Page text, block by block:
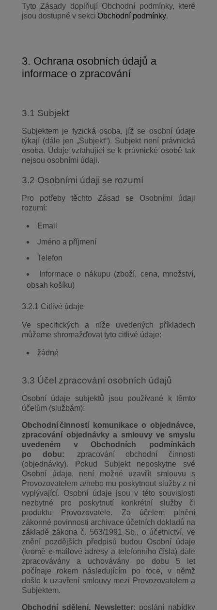
Tyto Zásady doplňují Obchodní podmínky, které
jsou dostupné v sekci Obchodní podmínky.
3. Ochrana osobních údajů a
informace o zpracování
3.1 Subjekt
Subjektem je fyzická osoba, jíž se osobní údaje
týkají (dále jen „Subjekt“). Subjekt není právnická
osoba. Údaje vztahující se k právnické osobě tak
nejsou osobními údaji.
3.2 Osobními údaji se rozumí
Pro potřeby těchto Zásad se Osobními údaji
rozumí:
Email
Jméno a příjmení
Telefon
Informace o nákupu (zboží, cena, množství,
obsah košíku)
3.2.1 Citlivé údaje
Ve specifických a níže uvedených příkladech
můžeme shromažďovat tyto citlivé údaje:
žádné
3.3 Účel zpracování osobních údajů
Osobní údaje subjektů jsou používané k těmto
účelům (službám):
Obchodníčinností komunikace o objednávce,
zpracování objednávky a smlouvy ve smyslu
uvedeném v Obchodních podmínkách
po dobu: zpracování obchodní činnosti
(objednávky). Pokud Subjekt neposkytne své
Osobní údaje, není možné uzavřít smlouvu s
Provozovatelem a/nebo mu poskytnout služby z ní
vyplývající. Osobní údaje jsou v této souvislosti
nezbytné pro poskytnutí konkrétní služby či
produktu Provozovatele. Za účelem plnění
zákonné povinnosti archivace účetních dokladů na
základě zákona č. 563/1991 Sb., o účetnictví, ve
znění pozdějších předpisů budou Osobní údaje
(kromě e-mailové adresy a telefonního čísla) dále
zpracovávány a uchovávány po dobu 5 let
počínaje rokem následujícím po roce, v němž
došlo k uzavření smlouvy mezi Provozovatelem a
Subjektem.
Obchodní sdělení, Newsletter: poslání nabídky